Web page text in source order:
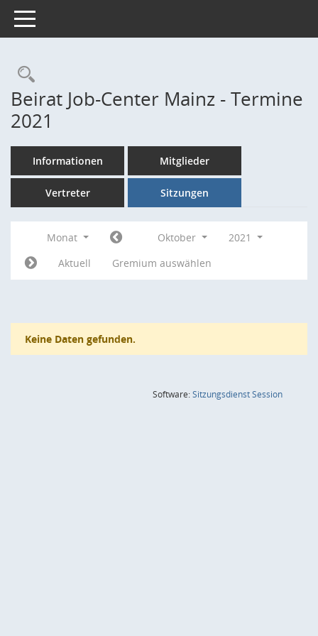
Toggle navigation
Rechercheauswahl
Beirat Job-Center Mainz - Termine
2021
Informationen Mitglieder
Vertreter Sitzungen
Monat Oktober
2021
Aktuell
Gremium auswählen
Keine Daten gefunden.
Software:SitzungsdienstSession(Wird in